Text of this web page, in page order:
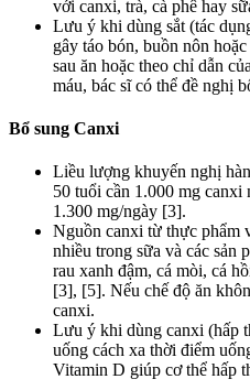
với canxi, trà, cà phê hay
Lưu ý khi dùng sắt (tác
gây táo bón, buồn nôn
sau ăn hoặc theo chỉ dẫn
máu, bác sĩ có thể đề nghị
Bổ sung Canxi
Liều lượng khuyến nghị
50 tuổi cần 1.000 mg canxi
1.300 mg/ngày [3].
Nguồn canxi từ thực phẩm
nhiều trong sữa và các sản
rau xanh đậm, cá mòi, cá
[3], [5]. Nếu chế độ ăn
canxi.
Lưu ý khi dùng canxi (hấp
uống cách xa thời điểm
Vitamin D giúp cơ thể hấp